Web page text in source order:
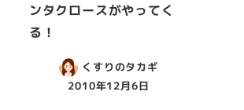
ンタクロースがやってく
る！
くすりのタカギ
2010年12月6日